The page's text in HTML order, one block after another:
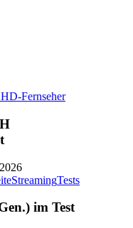
Fernseher
StreamingTests
im Test